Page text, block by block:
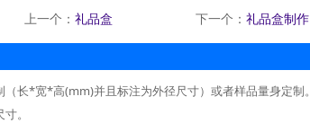
上一个：礼品盒 下一个： 礼品盒制作
长*宽*高(mm)并且标注为外径尺寸）或者样品量身定制。
。